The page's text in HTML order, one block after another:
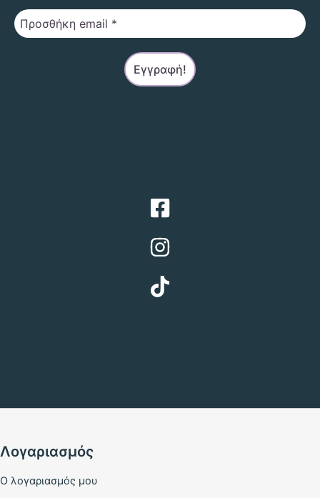
Λογαριασμός
Ο λογαριασμός μου